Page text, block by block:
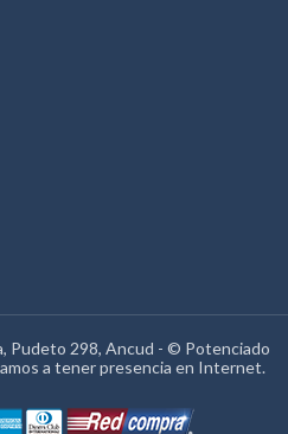
Pudeto 298, Ancud - © Potenciado
a tener presencia en Internet.